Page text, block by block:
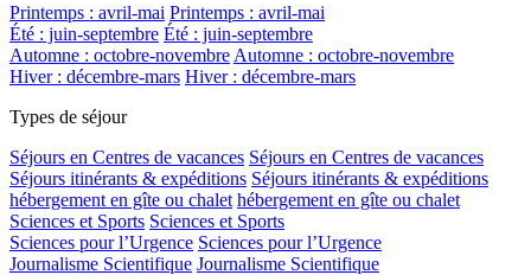
Printemps : avril-mai Printemps : avril-mai
Été : juin-septembre Été : juin-septembre
Automne : octobre-novembre Automne : octobre-novembre
Hiver : décembre-mars Hiver : décembre-mars
Types de séjour
Séjours en Centres de vacances Séjours en Centres de vacances
Séjours itinérants & expéditions Séjours itinérants & expéditions
hébergement en gîte ou chalet hébergement en gîte ou chalet
Sciences et Sports Sciences et Sports
Sciences pour l’Urgence Sciences pour l’Urgence
Journalisme Scientifique Journalisme Scientifique